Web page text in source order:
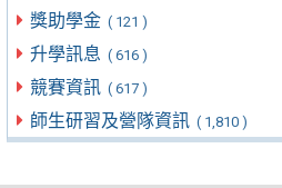
獎助學金 ( 121 )
升學訊息 ( 616 )
競賽資訊 ( 617 )
師生研習及營隊資訊 ( 1,810 )